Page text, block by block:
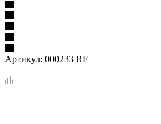
Артикул: 000233 RF